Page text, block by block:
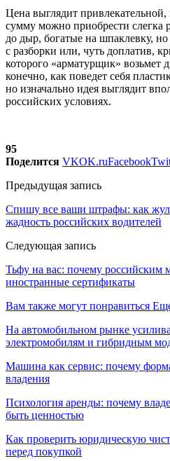
Цена выглядит
сумму можно приобрести слегка
до дыр, богатые на шпаклевку, но
с разборки или, чуть доплатив,
которого «арматурщик»
конечно, как поведет себя
но изначально идея выглядит
российских условиях.
95
Поделится VKOK.ruFacebook
Предыдущая запись
Спишу все ваши штрафы: как
жадность российских водителей
Следующая запись
Тьфу на вас: почему
иностранные сертификаты
Вам также могут понравиться
На автомобильном рынке
электромобилям и гибридным
Машина как сервис: почему
владения
Психология аренды: почему
быть ценностью
Как проверить юридическую
перед покупкой